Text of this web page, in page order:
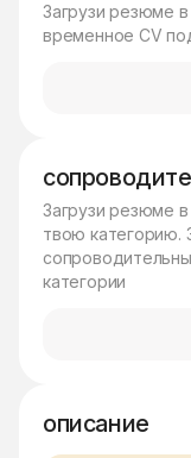
Загрузи резюме
временное CV
Загрузи резюме
твою категорию.
категории
описание